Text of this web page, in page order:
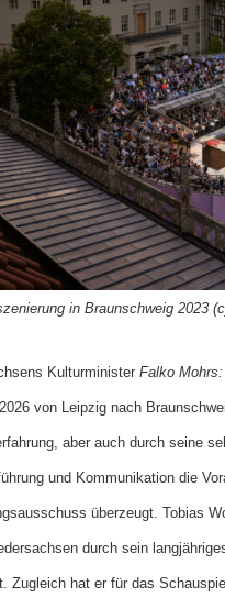
in Braunschweig 2023
Kulturminister Falko Mohrs:
von Leipzig nach
aber auch durch seine
und Kommunikation die
überzeugt. Tobias
durch sein
Zugleich hat er für das